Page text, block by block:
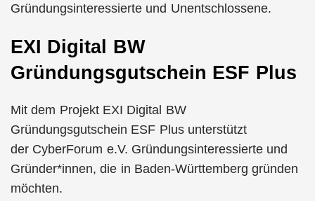
Gründungsinteressierte und Unentschlossene.
EXI Digital BW
Gründungsgutschein ESF Plus
Mit dem Projekt EXI Digital BW
Gründungsgutschein ESF Plus unterstützt
der CyberForum e.V. Gründungsinteressierte und
Gründer*innen, die in Baden-Württemberg gründen
möchten.